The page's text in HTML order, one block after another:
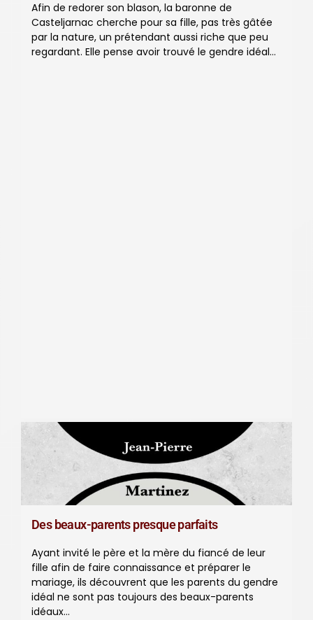
Afin de redorer son blason, la baronne de
Casteljarnac cherche pour sa fille, pas très gâtée
par la nature, un prétendant aussi riche que peu
regardant. Elle pense avoir trouvé le gendre idéal…
Des beaux-parents presque parfaits
Ayant invité le père et la mère du fiancé de leur
fille afin de faire connaissance et préparer le
mariage, ils découvrent que les parents du gendre
idéal ne sont pas toujours des beaux-parents
idéaux…